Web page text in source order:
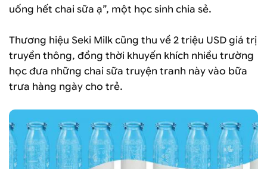
uống hết chai sữa ạ”, một học sinh chia sẻ.
Thương hiệu Seki Milk cũng thu về 2 triệu USD giá trị
truyền thông, đồng thời khuyến khích nhiều trường
học đưa những chai sữa truyện tranh này vào bữa
trưa hàng ngày cho trẻ.